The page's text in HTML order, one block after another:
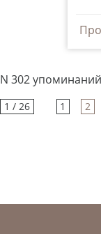
N 302
1 / 26 1 2